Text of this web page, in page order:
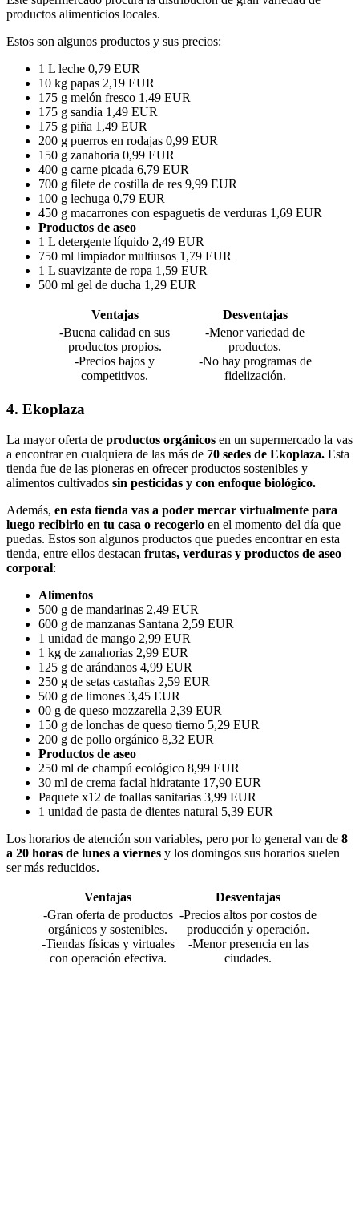
productos alimenticios locales.
Estos son algunos productos y sus precios:
1 L leche 0,79 EUR
10 kg papas 2,19 EUR
175 g melón fresco 1,49 EUR
175 g sandía 1,49 EUR
175 g piña 1,49 EUR
200 g puerros en rodajas 0,99 EUR
150 g zanahoria 0,99 EUR
400 g carne picada 6,79 EUR
700 g filete de costilla de res 9,99 EUR
100 g lechuga 0,79 EUR
450 g macarrones con espaguetis de verduras 1,69 EUR
Productos de aseo
1 L detergente líquido 2,49 EUR
750 ml limpiador multiusos 1,79 EUR
1 L suavizante de ropa 1,59 EUR
500 ml gel de ducha 1,29 EUR
Ventajas
Desventajas
-Buena calidad en sus
productos propios.
-Precios bajos y
competitivos.
-Menor variedad de
productos.
-No hay programas de
fidelización.
4. Ekoplaza
La mayor oferta de productos orgánicos en un supermercado la vas
a encontrar en cualquiera de las más de 70 sedes de Ekoplaza. Esta
tienda fue de las pioneras en ofrecer productos sostenibles y
alimentos cultivados sin pesticidas y con enfoque biológico.
Además, en esta tienda vas a poder mercar virtualmente para
luego recibirlo en tu casa o recogerlo en el momento del día que
puedas. Estos son algunos productos que puedes encontrar en esta
tienda, entre ellos destacan frutas, verduras y productos de aseo
corporal:
Alimentos
500 g de mandarinas 2,49 EUR
600 g de manzanas Santana 2,59 EUR
1 unidad de mango 2,99 EUR
1 kg de zanahorias 2,99 EUR
125 g de arándanos 4,99 EUR
250 g de setas castañas 2,59 EUR
500 g de limones 3,45 EUR
00 g de queso mozzarella 2,39 EUR
150 g de lonchas de queso tierno 5,29 EUR
200 g de pollo orgánico 8,32 EUR
Productos de aseo
250 ml de champú ecológico 8,99 EUR
30 ml de crema facial hidratante 17,90 EUR
Paquete x12 de toallas sanitarias 3,99 EUR
1 unidad de pasta de dientes natural 5,39 EUR
Los horarios de atención son variables, pero por lo general van de 8
a 20 horas de lunes a viernes y los domingos sus horarios suelen
ser más reducidos.
Ventajas
Desventajas
-Gran oferta de productos
orgánicos y sostenibles.
-Tiendas físicas y virtuales
con operación efectiva.
-Precios altos por costos de
producción y operación.
-Menor presencia en las
ciudades.